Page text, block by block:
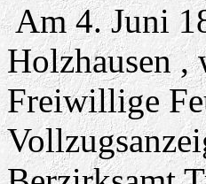
Am 4. Juni
Holzhausen ,
Freiwillige